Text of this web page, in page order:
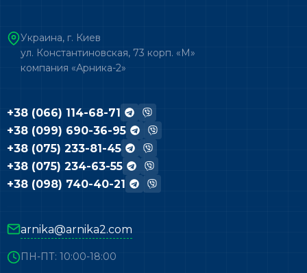
Украина, г. Киев
ул. Константиновская, 73 корп. «М»
компания «Арника-2»
+38 (066) 114-68-71
+38 (099) 690-36-95
+38 (075) 233-81-45
+38 (075) 234-63-55
+38 (098) 740-40-21
arnika@arnika2.com
ПН-ПТ: 10:00-18:00